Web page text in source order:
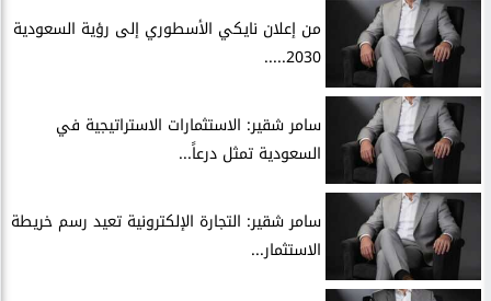
من إعلان نايكي الأسطوري إلى رؤية السعودية
2030.....
سامر شقير: الاستثمارات الاستراتيجية في
السعودية تمثل درعاً...
سامر شقير: التجارة الإلكترونية تعيد رسم خريطة
الاستثمار...